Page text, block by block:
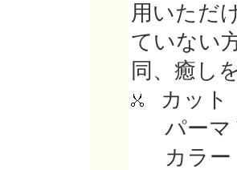
用いただ
ていない
同、癒し
カット
パーマ \
カラー \